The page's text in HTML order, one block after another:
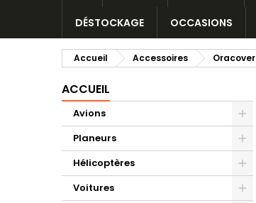
DÉSTOCKAGE OCCASIONS
Accueil Accessoires Oracover
ACCUEIL
Avions
Planeurs
Hélicoptères
Voitures